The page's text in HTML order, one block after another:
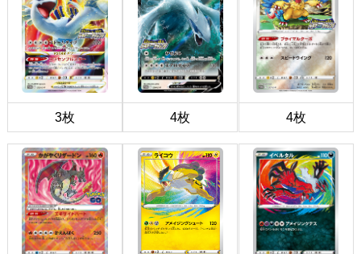
3枚 4枚 4枚